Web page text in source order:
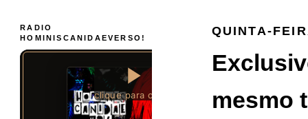
QUINTA-
mesmo
RADIO
HOMINISCANIDAEVERSO!